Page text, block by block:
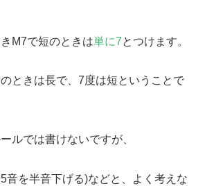
M7で短のときは単に7とつけます。
ときは長で、7度は短ということで
ルでは書けないですが、
音を半音下げる)などと、よく考えな